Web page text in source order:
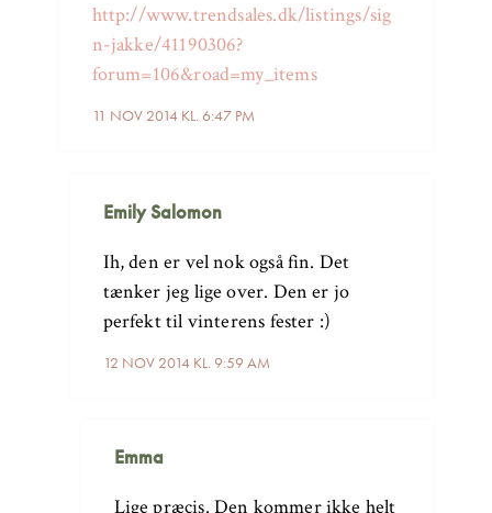
11 NOV 2014 KL. 6:47 PM
http://www.trendsales.dk/listings/sig
n-jakke/41190306?
forum=106&road=my_items
Emily Salomon
12 NOV 2014 KL. 9:59 AM
Ih, den er vel nok også fin. Det
tænker jeg lige over. Den er jo
perfekt til vinterens fester :)
Emma
Lige præcis. Den kommer ikke helt